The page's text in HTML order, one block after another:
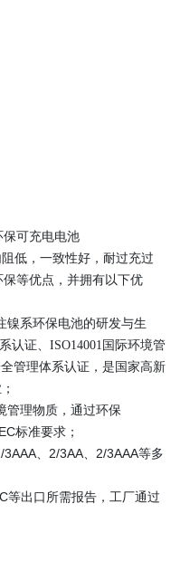
保可充电电池
低，一致性好，耐过充过
等优点，并拥有以下优
镍系环保电池的研发与生
认证、ISO14001国际环境管
管理体系认证，是国家高新
管理物质，通过环保
标准要求；
、2/3AA、2/3AAA等多
等出口所需报告，工厂通过